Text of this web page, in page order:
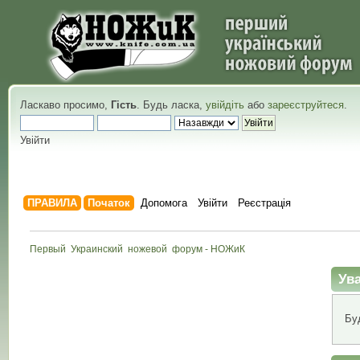
Ласкаво просимо, Гість. Будь ласка, увійдіть або зареєструйтеся.
Увійти
ПРАВИЛА Початок Допомога Увійти Реєстрація
Первый  Украинский  ножевой  форум - НОЖиК